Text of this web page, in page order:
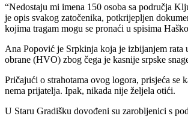
“Nedostaju mi imena 150 osoba sa područja
je opis svakog zatočenika, potkrijepljen
kojima tragam mogu se pronaći u spisima
Ana Popović je Srpkinja koja je izbijanjem rata
obrane (HVO) zbog čega je kasnije srpske
Pričajući o strahotama ovog logora, prisjeća
nema prijatelja. Ipak, nikada nije željela otići.
U Staru Gradišku dovođeni su zarobljenici s